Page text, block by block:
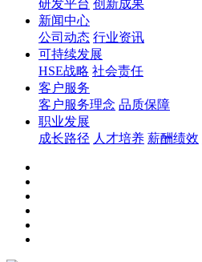
研发平台 创新成果
新闻中心
公司动态 行业资讯
可持续发展
HSE战略 社会责任
客户服务
客户服务理念 品质保障
职业发展
成长路径 人才培养 薪酬绩效